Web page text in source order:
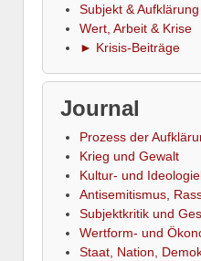
Subjekt & Aufklärung
Wert, Arbeit & Krise
► Krisis-Beiträge
Journal
Prozess der
Krieg und Gewalt
Kultur- und
Antisemitismus,
Subjektkritik und
Wertform- und
Staat, Nation,